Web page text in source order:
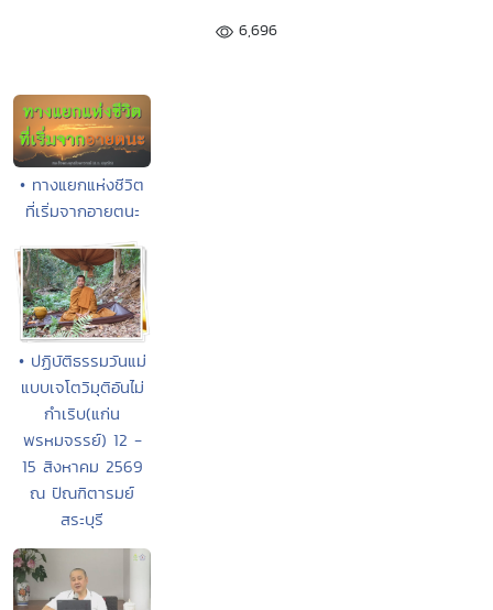
6,696
• ทางแยกแห่งชีวิต
ที่เริ่มจากอายตนะ
• ปฏิบัติธรรมวันแม่
แบบเจโตวิมุติอันไม่
กำเริบ(แก่น
พรหมจรรย์) 12 -
15 สิงหาคม 2569
ณ ปัณฑิตารมย์
สระบุรี